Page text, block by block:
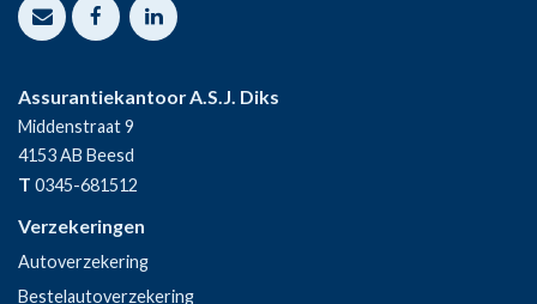
Assurantiekantoor A.S.J. Diks
Middenstraat 9
4153 AB Beesd
T 0345-681512
Verzekeringen
Autoverzekering
Bestelautoverzekering